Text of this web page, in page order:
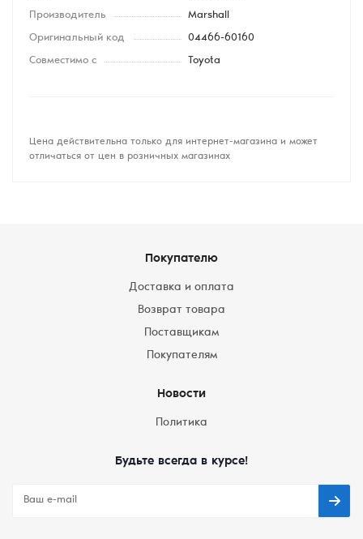
Производитель Marshall
Оригинальный код 04466-60160
Совместимо с Toyota
Цена действительна только для интернет-магазина и может
отличаться от цен в розничных магазинах
Покупателю
Доставка и оплата
Возврат товара
Поставщикам
Покупателям
Новости
Политика
Будьте всегда в курсе!